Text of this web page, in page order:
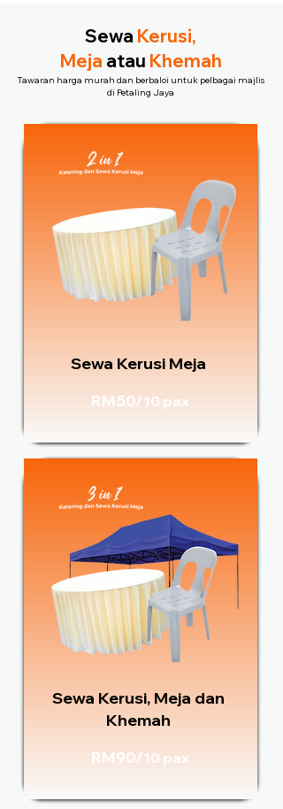
Sewa Kerusi,
Meja atau Khemah
Tawaran harga murah dan berbaloi untuk pelbagai majlis
di Petaling Jaya
Sewa Kerusi Meja
RM50/10 pax
Sewa Kerusi, Meja dan
Khemah
RM90/10 pax